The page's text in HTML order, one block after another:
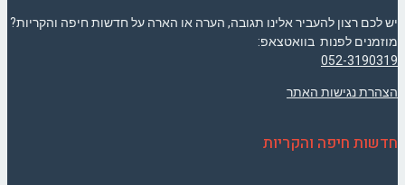
יש לכם רצון להעביר אלינו תגובה, הערה או הארה על חדשות חיפה והקריות?
מוזמנים לפנות בוואטצאפ:
052-3190319
הצהרת נגישות האתר
חדשות חיפה והקריות